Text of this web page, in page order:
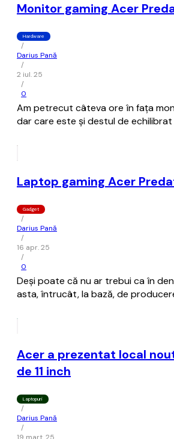
Monitor gaming Acer
Hardware
/
Darius Pană
/
2 iul. 25
/
0
Am petrecut câteva ore în fața
dar care este și destul de
Laptop gaming Acer
Gadget
/
Darius Pană
/
16 apr. 25
/
0
Deși poate că nu ar trebui ca în
asta, întrucât, la bază, de
Acer a prezentat local
de 11 inch
Laptopuri
/
Darius Pană
/